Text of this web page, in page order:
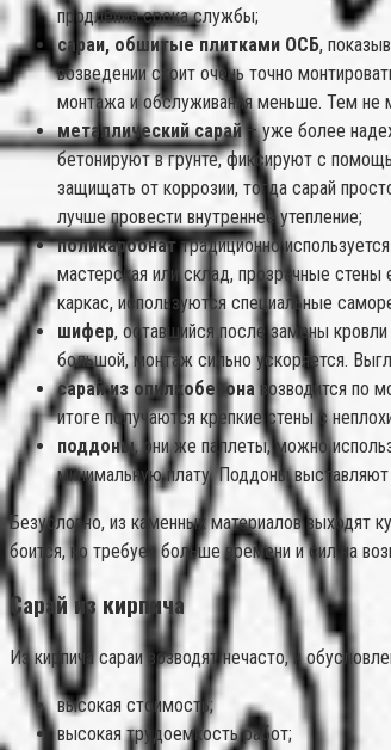
продления срока службы;
сараи, обшитые плитками ОСБ,
возведении стоит очень точно
монтажа и обслуживания меньше. Тем не
металлический сарай– уже более
бетонируют в грунте, фиксируют с
защищать от коррозии, тогда сарай
лучше провести внутреннее утепление;
поликарбонат традиционно
мастерская или склад, прозрачные
каркас, используются специальные
шифер, оставшийся после замены
большой, монтаж сильно ускоряется.
сарай из опилкобетона возводится по
итоге получаются крепкие стены с
поддоны, они же паллеты, можно
минимальную плату. Поддоны
Безусловно, из каменных материалов выходят
боится, но требует больше времени и сил на
Сарай из кирпича
Из кирпича сараи возводят нечасто, и
высокая стоимость;
высокая трудоемкость работ;